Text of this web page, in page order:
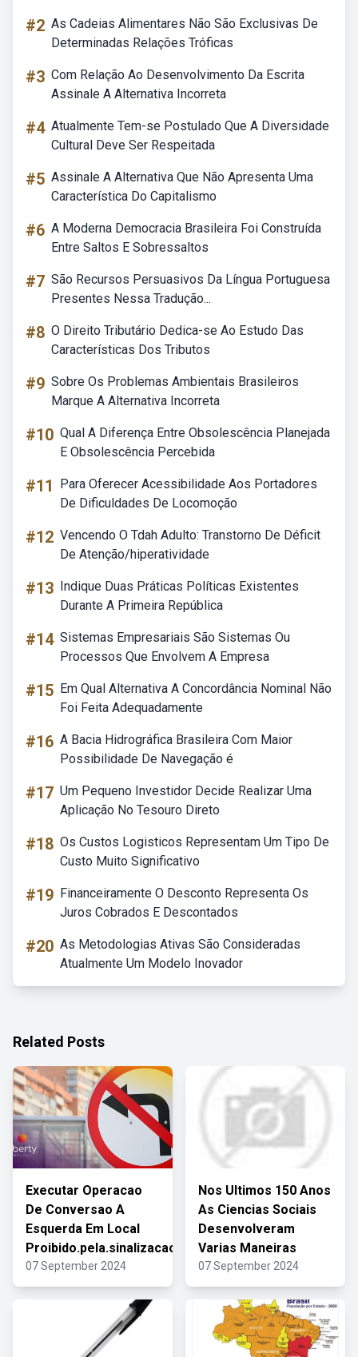
#2 As Cadeias Alimentares Não São Exclusivas De
Determinadas Relações Tróficas
#3 Com Relação Ao Desenvolvimento Da Escrita
Assinale A Alternativa Incorreta
#4 Atualmente Tem-se Postulado Que A Diversidade
Cultural Deve Ser Respeitada
#5 Assinale A Alternativa Que Não Apresenta Uma
Característica Do Capitalismo
#6 A Moderna Democracia Brasileira Foi Construída
Entre Saltos E Sobressaltos
#7 São Recursos Persuasivos Da Língua Portuguesa
Presentes Nessa Tradução...
#8 O Direito Tributário Dedica-se Ao Estudo Das
Características Dos Tributos
#9 Sobre Os Problemas Ambientais Brasileiros
Marque A Alternativa Incorreta
#10 Qual A Diferença Entre Obsolescência Planejada
E Obsolescência Percebida
#11
Para Oferecer Acessibilidade Aos Portadores
De Dificuldades De Locomoção
#12 Vencendo O Tdah Adulto: Transtorno De Déficit
De Atenção/hiperatividade
#13 Indique Duas Práticas Políticas Existentes
Durante A Primeira República
#14 Sistemas Empresariais São Sistemas Ou
Processos Que Envolvem A Empresa
#15 Em Qual Alternativa A Concordância Nominal Não
Foi Feita Adequadamente
#16 A Bacia Hidrográfica Brasileira Com Maior
Possibilidade De Navegação é
#17 Um Pequeno Investidor Decide Realizar Uma
Aplicação No Tesouro Direto
#18 Os Custos Logisticos Representam Um Tipo De
Custo Muito Significativo
#19 Financeiramente O Desconto Representa Os
Juros Cobrados E Descontados
#20 As Metodologias Ativas São Consideradas
Atualmente Um Modelo Inovador
Related Posts
Executar Operacao
De Conversao A
Esquerda Em Local
Proibido.pela.sinalizacao
07 September 2024
Nos Ultimos 150 Anos
As Ciencias Sociais
Desenvolveram
Varias Maneiras
07 September 2024